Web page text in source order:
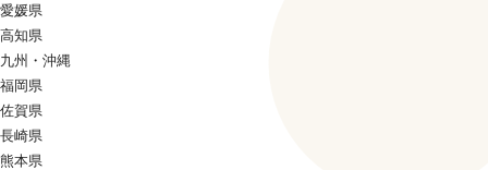
愛媛県
高知県
九州・沖縄
福岡県
佐賀県
長崎県
熊本県